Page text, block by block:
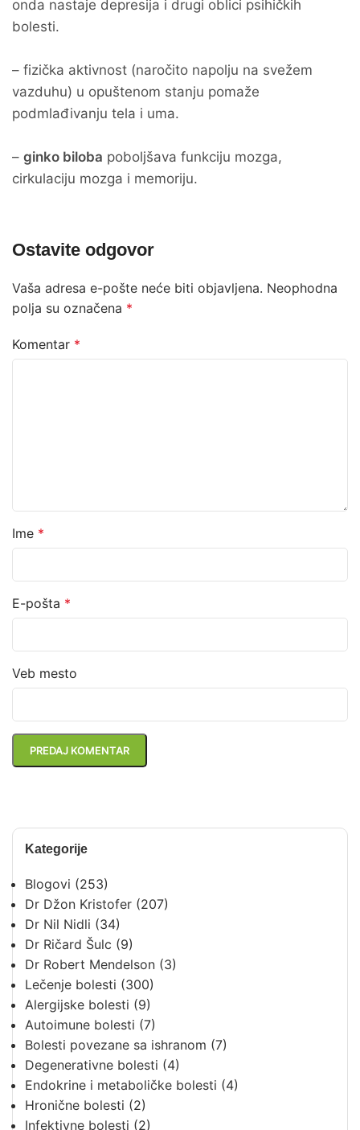
Kategorije
Blogovi (253)
Dr Džon Kristofer (207)
Dr Nil Nidli (34)
Dr Ričard Šulc (9)
Dr Robert Mendelson (3)
Lečenje bolesti (300)
Alergijske bolesti (9)
Autoimune bolesti (7)
Bolesti povezane sa ishranom (7)
Degenerativne bolesti (4)
Endokrine i metaboličke bolesti (4)
Hronične bolesti (2)
Infektivne bolesti (2)
onda nastaje depresija i drugi oblici psihičkih
bolesti.
– fizička aktivnost (naročito napolju na svežem
vazduhu) u opuštenom stanju pomaže
podmlađivanju tela i uma.
– ginko biloba poboljšava funkciju mozga,
cirkulaciju mozga i memoriju.
Ostavite odgovor
Vaša adresa e-pošte neće biti objavljena. Neophodna
polja su označena *
Komentar *
Ime *
E-pošta *
Veb mesto